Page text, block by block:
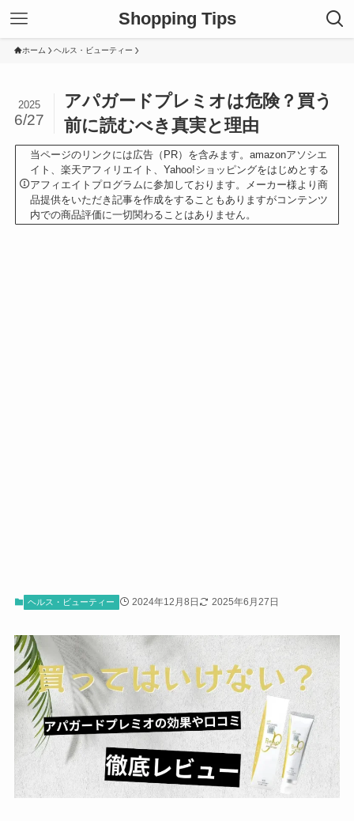
Shopping Tips
ホーム ヘルス・ビューティー
アパガードプレミオは危険？買う
前に読むべき真実と理由
2025
6/27
当ページのリンクには広告（PR）を含みます。amazonアソシエ
イト、楽天アフィリエイト、Yahoo!ショッピングをはじめとする
アフィエイトプログラムに参加しております。メーカー様より商
品提供をいただき記事を作成をすることもありますがコンテンツ
内での商品評価に一切関わることはありません。
ヘルス・ビューティー 2024年12月8日 2025年6月27日